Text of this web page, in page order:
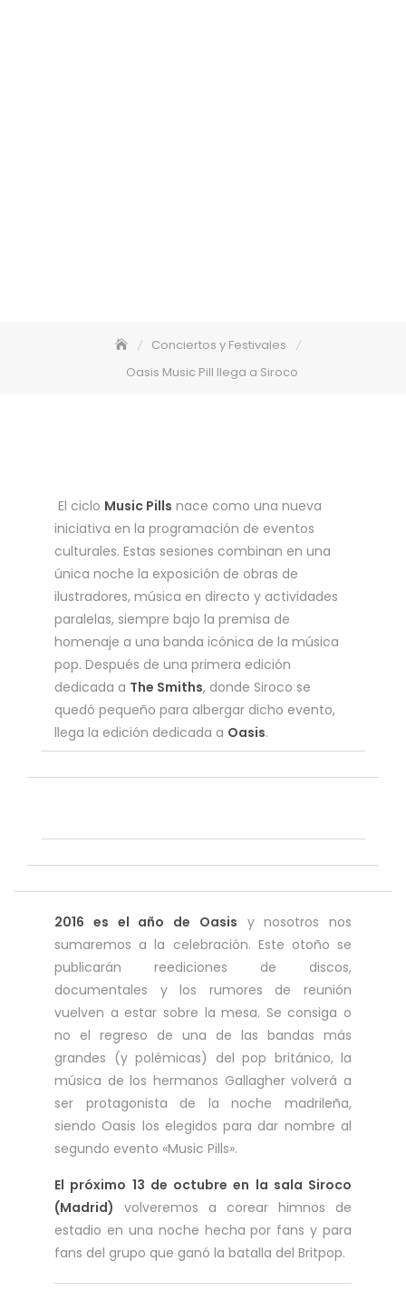
Conciertos y Festivales
Oasis Music Pill llega a Siroco
El ciclo Music Pills nace como una nueva
iniciativa en la programación de eventos
culturales. Estas sesiones combinan en una
única noche la exposición de obras de
ilustradores, música en directo y actividades
paralelas, siempre bajo la premisa de
homenaje a una banda icónica de la música
pop. Después de una primera edición
dedicada a The Smiths, donde Siroco se
quedó pequeño para albergar dicho evento,
llega la edición dedicada a Oasis.
2016 es el año de Oasis y nosotros nos
sumaremos a la celebración. Este otoño se
publicarán reediciones de discos,
documentales y los rumores de reunión
vuelven a estar sobre la mesa. Se consiga o
no el regreso de una de las bandas más
grandes (y polémicas) del pop británico, la
música de los hermanos Gallagher volverá a
ser protagonista de la noche madrileña,
siendo Oasis los elegidos para dar nombre al
segundo evento «Music Pills».
El próximo 13 de octubre en la sala Siroco
(Madrid) volveremos a corear himnos de
estadio en una noche hecha por fans y para
fans del grupo que ganó la batalla del Britpop.